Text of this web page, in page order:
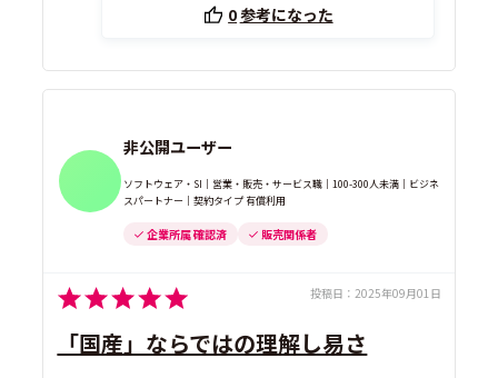
0参考になった
非公開ユーザー
ソフトウェア・SI｜営業・販売・サービス職｜100-300人未満｜ビジネ
スパートナー｜契約タイプ 有償利用
企業所属 確認済 販売関係者
投稿日： 2025年09月01日
「国産」ならではの理解し易さ